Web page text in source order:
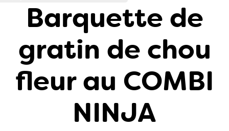
Barquette de
gratin de chou
fleur au COMBI
NINJA